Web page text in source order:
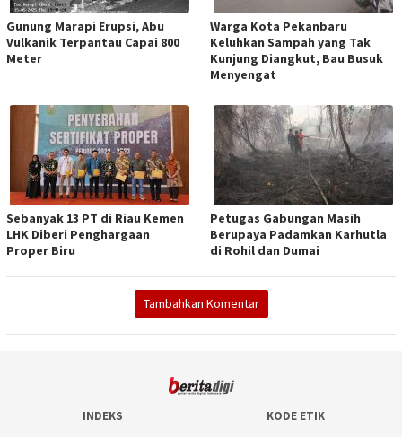
Gunung Marapi Erupsi, Abu
Vulkanik Terpantau Capai 800
Meter
Warga Kota Pekanbaru
Keluhkan Sampah yang Tak
Kunjung Diangkut, Bau Busuk
Menyengat
Sebanyak 13 PT di Riau Kemen
LHK Diberi Penghargaan
Proper Biru
Petugas Gabungan Masih
Berupaya Padamkan Karhutla
di Rohil dan Dumai
Tambahkan Komentar
INDEKS
KODE ETIK